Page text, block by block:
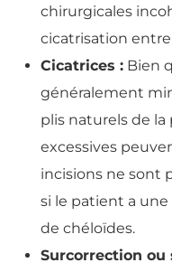
chirurgicales
cicatrisation
Cicatrices : Bien
généralement
plis naturels de la
excessives
incisions ne sont
si le patient a
de chéloïdes.
Surcorrection ou